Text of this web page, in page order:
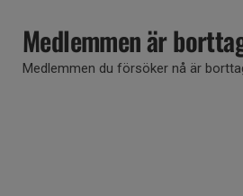
Medlemmen är
Medlemmen du försöker nå är